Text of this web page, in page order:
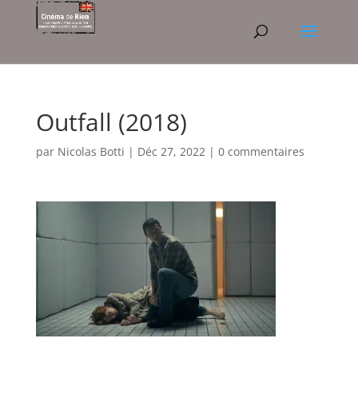
Outfall (2018)
par Nicolas Botti | Déc 27, 2022| 0 commentaires